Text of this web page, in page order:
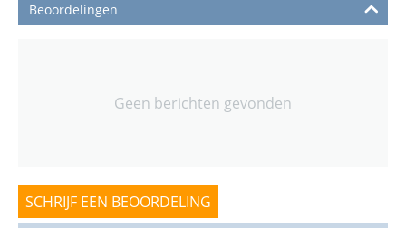
Beoordelingen
Geen berichten gevonden
SCHRIJF EEN BEOORDELING